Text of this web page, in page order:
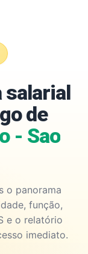
salarial
de
- Sao
o panorama
função,
e o relatório
imediato.